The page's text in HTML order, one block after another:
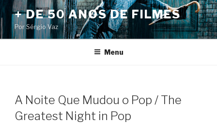
Pular
para
o
conteúdo
+ DE 50 ANOS DE FILMES
Por Sérgio Vaz
Menu
A Noite Que Mudou o Pop / The
Greatest Night in Pop